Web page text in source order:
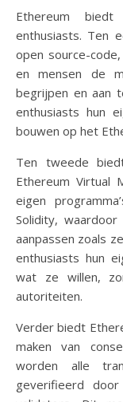
Ethereum
enthusiasts. Ten
open source-
en mensen de
begrijpen en aan
enthusiasts hun
bouwen op het
Ten tweede
Ethereum Virtual
eigen
Solidity,
aanpassen zoals
enthusiasts hun
wat ze willen,
autoriteiten.
Verder biedt
maken van
worden alle
geverifieerd